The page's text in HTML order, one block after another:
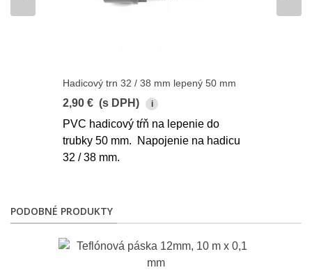
Hadicový trn 32 / 38 mm lepený 50 mm
2,90 € (s DPH) i
PVC hadicový tŕň na lepenie do
trubky 50 mm. Napojenie na hadicu
32 / 38 mm.
PODOBNÉ PRODUKTY